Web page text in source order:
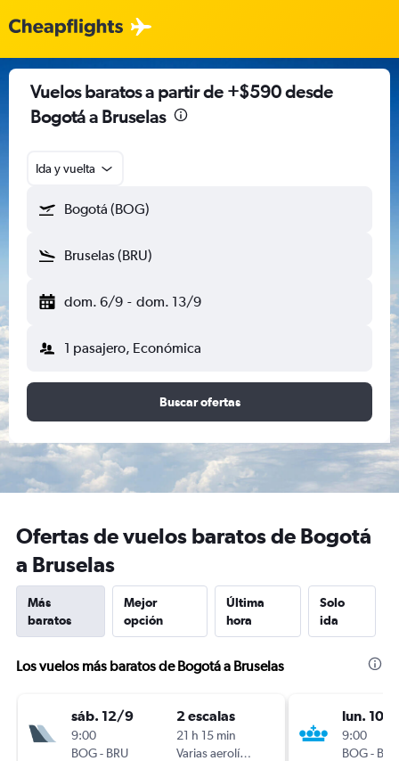
Vuelos baratos a partir de +$590 desde
Bogotá a Bruselas
Ida y vuelta
Bogotá (BOG)
Bruselas (BRU)
dom. 6/9 - dom. 13/9
1 pasajero, Económica
Buscar ofertas
Ofertas de vuelos baratos de Bogotá
a Bruselas
Más
baratos
Mejor
opción
Última
hora
Solo
ida
Los vuelos más baratos de Bogotá a Bruselas
sáb. 12/9
9:00
BOG- BRU
2 escalas
21 h 15 min
Varias aerolíneas
lun. 10/
9:00
BOG- BRU